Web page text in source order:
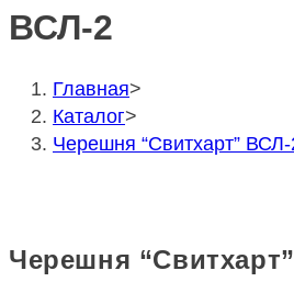
ВСЛ-2
Главная>
Каталог>
Черешня “Свитхарт” ВСЛ-
Черешня